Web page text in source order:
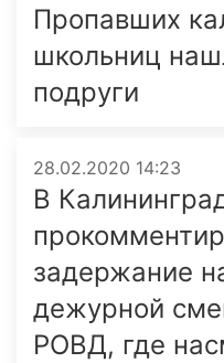
Пропавших
школьниц
подруги
28.02.2020 14:23
В
задержание
дежурной
РОВД, где